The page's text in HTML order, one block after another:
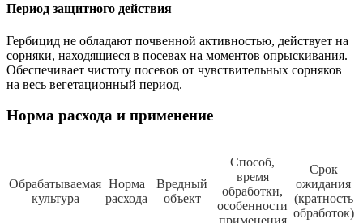
Период защитного действия
Гербицид не обладают почвенной активностью, действует на
сорняки, находящиеся в посевах на моментов опрыскивания.
Обеспечивает чистоту посевов от чувствительных сорняков
на весь вегетационный период.
Норма расхода и применение
Обрабатываемая
культура
Норма
расхода
Вредный
объект
Способ,
время
обработки,
особенности
Срок
ожидания
(кратность
обработок)